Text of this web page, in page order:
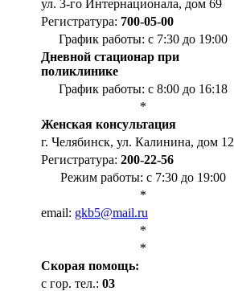
ул. 3-го Интернационала, дом 69
Регистратура: 700-05-00
График работы: с 7:30 до 19:00
Дневной стационар при
поликлинике
График работы: с 8:00 до 16:18
*
Женская консультация
г. Челябинск, ул. Калинина, дом 12
Регистратура: 200-22-56
Режим работы: с 7:30 до 19:00
*
email: gkb5@mail.ru
*
*
Cкорая помощь:
с гор. тел.: 03